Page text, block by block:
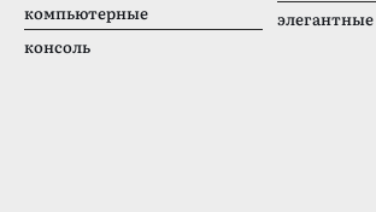
компьютерные
консоль
элегантные